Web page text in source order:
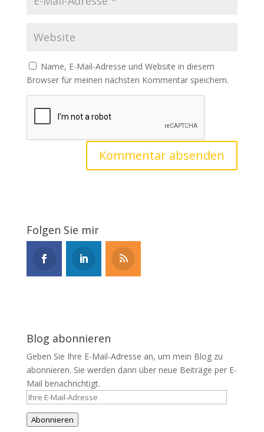
Name, E-Mail-Adresse und Website in diesem
Browser für meinen nächsten Kommentar speichern.
Folgen Sie mir
Blog abonnieren
Geben Sie Ihre E-Mail-Adresse an, um mein Blog zu
abonnieren. Sie werden dann über neue Beiträge per E-
Mail benachrichtigt.
Ihre
E-
Mail-
Abonnieren